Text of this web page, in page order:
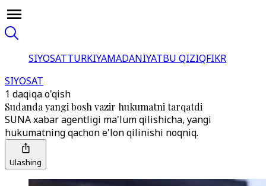
SIYOSATTURKIYAMADANIYATBU QIZIQFIKR
SIYOSAT
1 daqiqa o'qish
Sudanda yangi bosh vazir hukumatni tarqatdi
SUNA xabar agentligi ma'lum qilishicha, yangi
hukumatning qachon e'lon qilinishi noqniq.
Ulashing